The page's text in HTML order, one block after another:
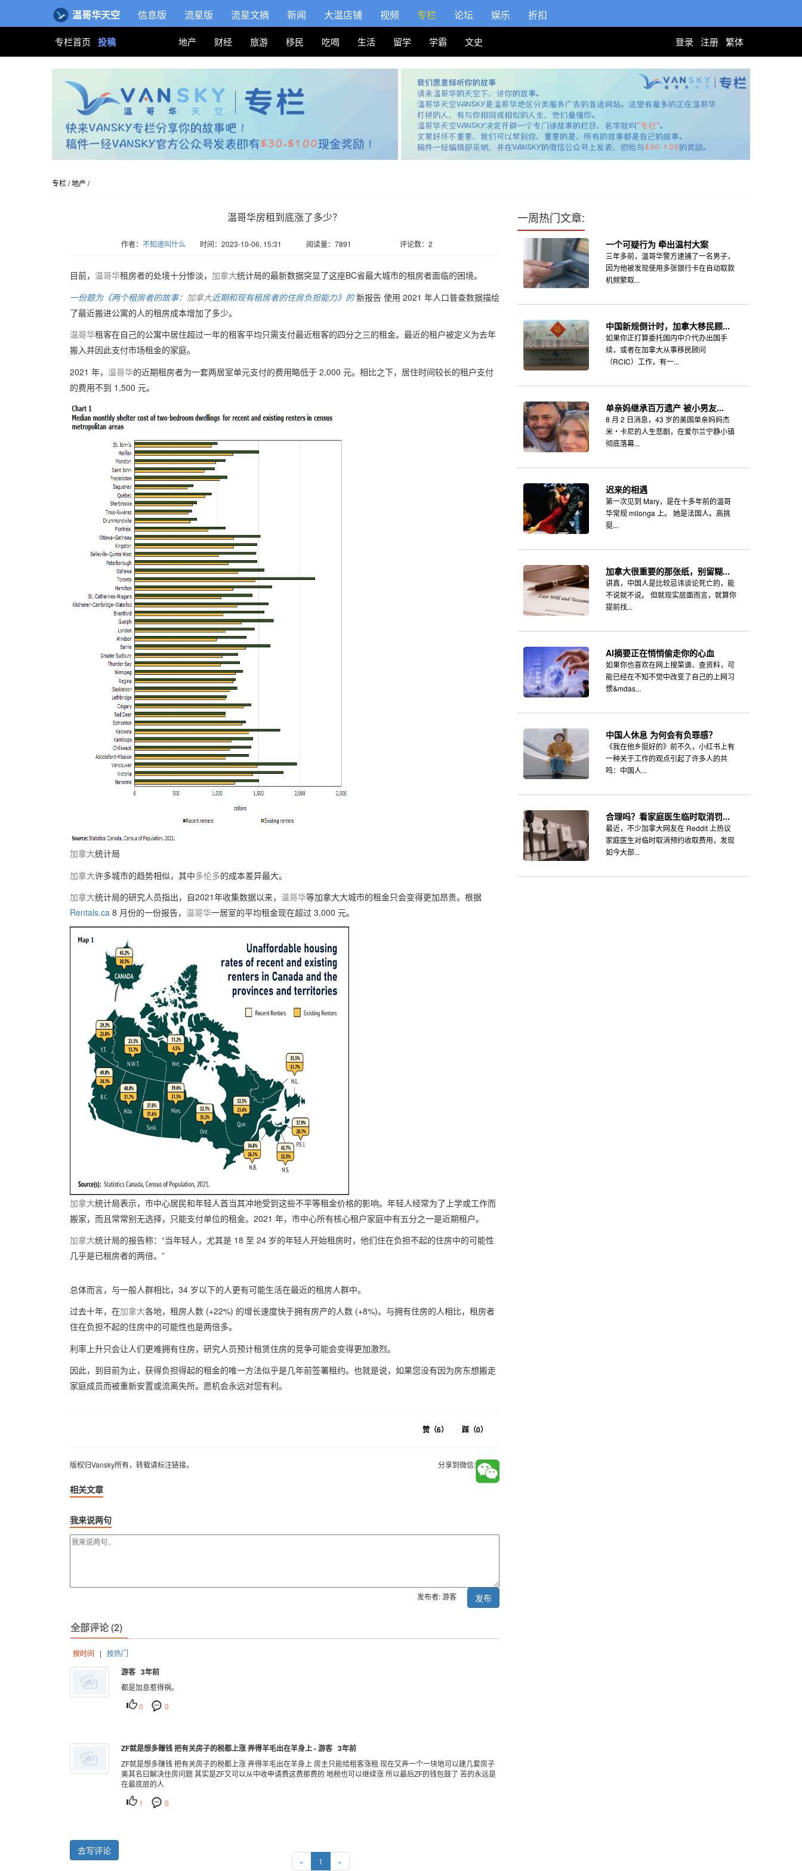
温哥华天空 信息版 流星版 流星文摘 新闻 大温店铺 视频 专栏 论坛 娱乐 折扣
专栏首页 投稿 地产 财经 旅游 移民 吃喝 生活 留学 学霸 文史 登录 注册 繁体
专栏 /地产/
温哥华房租到底涨了多少？
作者： 不知道叫什么 时间：2023-10-06, 15:31 阅读量：7891 评论数：2
目前， 温哥华租房者的处境十分惨淡， 加拿大统计局的最新数据突显了这座BC省最大城市的租房者面临的困境。
一份题为《两个租房者的故事： 加拿大近期和现有租房者的住房负担能力》的 新报告 使用 2021 年人口普查数据描绘
了最近搬进公寓的人的租房成本增加了多少。
温哥华租客在自己的公寓中居住超过一年的租客平均只需支付最近租客的四分之三的租金。最近的租户被定义为去年
搬入并因此支付市场租金的家庭。
2021 年， 温哥华的近期租房者为一套两居室单元支付的费用略低于 2,000 元。相比之下，居住时间较长的租户支付
的费用不到 1,500 元。
加拿大统计局
加拿大许多城市的趋势相似，其中多伦多的成本差异最大。
加拿大统计局的研究人员指出，自2021年收集数据以来， 温哥华等加拿大大城市的租金只会变得更加昂贵。根据
Rentals.ca 8 月份的一份报告， 温哥华一居室的平均租金现在超过 3,000 元。
加拿大统计局表示，市中心居民和年轻人首当其冲地受到这些不平等租金价格的影响。年轻人经常为了上学或工作而
搬家，而且常常别无选择，只能支付单位的租金。2021 年，市中心所有核心租户家庭中有五分之一是近期租户。
加拿大统计局的报告称：“当年轻人，尤其是 18 至 24 岁的年轻人开始租房时，他们住在负担不起的住房中的可能性
几乎是已租房者的两倍。”
总体而言，与一般人群相比，34 岁以下的人更有可能生活在最近的租房人群中。
过去十年，在加拿大各地，租房人数 (+22%) 的增长速度快于拥有房产的人数 (+8%)。与拥有住房的人相比，租房者
住在负担不起的住房中的可能性也是两倍多。
利率上升只会让人们更难拥有住房，研究人员预计租赁住房的竞争可能会变得更加激烈。
因此，到目前为止，获得负担得起的租金的唯一方法似乎是几年前签署租约。也就是说，如果您没有因为房东想搬走
家庭成员而被重新安置或流离失所。愿机会永远对您有利。
赞（6） 踩（0）
版权归Vansky所有，转载请标注链接。 分享到微信:
相关文章
我来说两句
发布者: 游客 发布
全部评论 (2)
按时间 | 按热门
游客 3年前
都是加息惹得祸。
0
0
ZF就是想多赚钱 把有关房子的税都上涨 弄得羊毛出在羊身上 - 游客 3年前
ZF就是想多赚钱 把有关房子的税都上涨 弄得羊毛出在羊身上 房主只能给租客涨租 现在又弄一个一块地可以建几套房子
美其名曰解决住房问题 其实是ZF又可以从中收申请费这费那费的 地税也可以继续涨 所以最后ZF的钱包鼓了 苦的永远是
在最底层的人
1
0
去写评论
« 1 »
一周热门文章:
一个可疑行为 牵出温村大案
三年多前，温哥华警方逮捕了一名男子，
因为他被发现使用多张银行卡在自动取款
机频繁取...
中国新规倒计时，加拿大移民顾...
如果你正打算委托国内中介代办出国手
续，或者在加拿大从事移民顾问
（RCIC）工作，有一...
单亲妈继承百万遗产 被小男友...
8 月 2 日消息，43 岁的美国单亲妈妈杰
米・卡尼的人生悲剧，在爱尔兰宁静小镇
彻底落幕...
迟来的相遇
第一次见到 Mary，是在十多年前的温哥
华常规 milonga 上。 她是法国人。高挑
挺...
加拿大很重要的那张纸，别留糊...
讲真，中国人是比较忌讳谈论死亡的，能
不说就不说。 但就现实层面而言，就算你
提前找...
AI摘要正在悄悄偷走你的心血
如果你也喜欢在网上搜菜谱、查资料，可
能已经在不知不觉中改变了自己的上网习
惯&mdas...
中国人休息 为何会有负罪感？
《我在他乡挺好的》前不久，小红书上有
一种关于工作的观点引起了许多人的共
鸣：中国人...
合理吗？看家庭医生临时取消罚...
最近，不少加拿大网友在 Reddit 上热议
家庭医生对临时取消预约收取费用，发现
如今大部...